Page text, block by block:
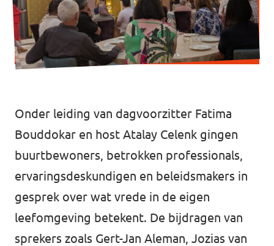
Bestuur Rotterdam Zuid-Holland Zuid
Vacatures
Onder leiding van dagvoorzitter Fatima
Bouddokar en host Atalay Celenk gingen
buurtbewoners, betrokken professionals,
ervaringsdeskundigen en beleidsmakers in
gesprek over wat vrede in de eigen
leefomgeving betekent. De bijdragen van
sprekers zoals Gert-Jan Aleman, Jozias van